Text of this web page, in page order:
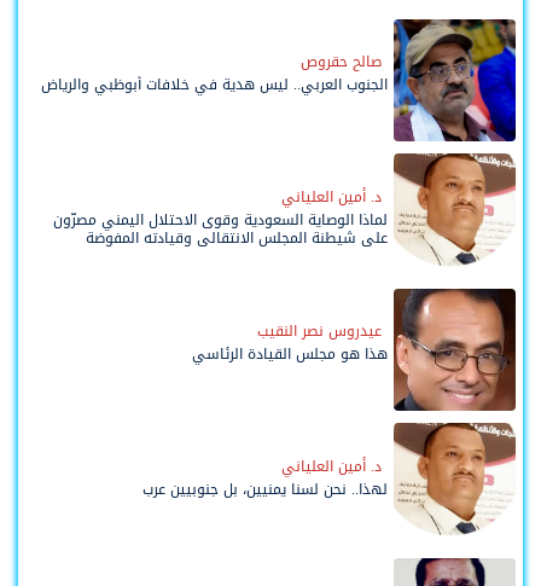
صالح حقروص
الجنوب العربي.. ليس هدية في خلافات أبوظبي والرياض
د. أمين العلياني
لماذا الوصاية السعودية وقوى الاحتلال اليمني مصرّون
على شيطنة المجلس الانتقالي وقيادته المفوضة
عيدروس نصر النقيب
هذا هو مجلس القيادة الرئاسي
د. أمين العلياني
لهذا.. نحن لسنا يمنيين، بل جنوبيين عرب